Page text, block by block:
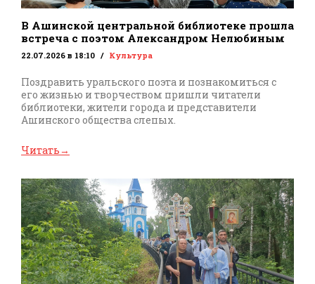
В Ашинской центральной библиотеке прошла
встреча с поэтом Александром Нелюбиным
22.07.2026 в 18:10 Культура
Поздравить уральского поэта и познакомиться с
его жизнью и творчеством пришли читатели
библиотеки, жители города и представители
Ашинского общества слепых.
Читать→